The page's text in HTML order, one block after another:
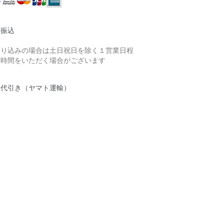
込
込みの場合は土日祝日を除く１営業日程
間をいただく場合がございます
引き（ヤマト運輸）